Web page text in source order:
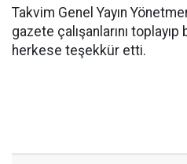
Takvim Genel Yayın
gazete çalışanlarını
herkese teşekkür etti.